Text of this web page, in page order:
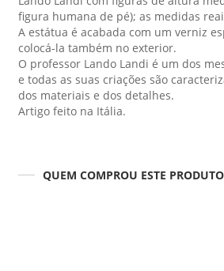
figura humana de pé); as medidas
A estátua é acabada com um verniz
colocá-la também no exterior.
O professor Lando Landi é um dos
e todas as suas criações são
dos materiais e dos detalhes.
Artigo feito na Itália.
QUEM COMPROU ESTE